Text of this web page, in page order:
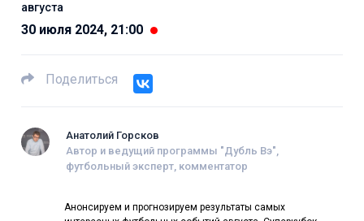
августа
30 июля 2024, 21:00
Поделиться
Анатолий Горсков
Автор и ведущий программы "Дубль Вэ",
футбольный эксперт, комментатор
Анонсируем и прогнозируем результаты самых